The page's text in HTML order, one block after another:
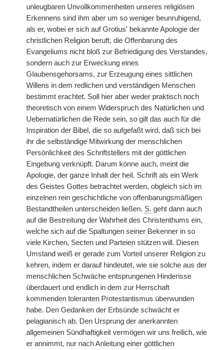
unleugbaren Unvollkommenheiten unseres religiösen
Erkennens sind ihm aber um so weniger beunruhigend,
als er, wobei er sich auf Grotius' bekannte Apologie der
christlichen Religion beruft, die Offenbarung des
Evangeliums nicht bloß zur Befriedigung des Verstandes,
sondern auch zur Erweckung eines
Glaubensgehorsams, zur Erzeugung eines sittlichen
Willens in dem redlichen und verständigen Menschen
bestimmt erachtet. Soll hier aber weder praktisch noch
theoretisch von einem Widerspruch des Natürlichen und
Uebernatürlichen die Rede sein, so gilt das auch für die
Inspiration der Bibel, die so aufgefaßt wird, daß sich bei
ihr die selbständige Mitwirkung der menschlichen
Persönlichkeit des Schriftstellers mit der göttlichen
Eingebung verknüpft. Darum könne auch, meint die
Apologie, der ganze Inhalt der heil. Schrift als ein Werk
des Geistes Gottes betrachtet werden, obgleich sich im
einzelnen rein geschichtliche von offenbarungsmäßigen
Bestandtheilen unterscheiden ließen. S. geht dann auch
auf die Bestreitung der Wahrheit des Christenthums ein,
welche sich auf die Spaltungen seiner Bekenner in so
viele Kirchen, Secten und Parteien stützen will. Diesen
Umstand weiß er gerade zum Vorteil unserer Religion zu
kehren, indem er darauf hindeutet, wie sie solche aus der
menschlichen Schwäche entsprungenen Hinderisse
überdauert und endlich in dem zur Herrschaft
kommenden toleranten Protestantismus überwunden
habe. Den Gedanken der Erbsünde schwächt er
pelagianisch ab. Den Ursprung der anerkannten
allgemeinen Sündhaftigkeit vermögen wir uns freilich, wie
er annimmt, nur nach Anleitung einer göttlichen